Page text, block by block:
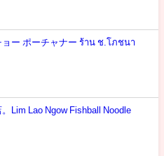
ョー ポーチャナー ร้าน ช.โภชนา
Lim Lao Ngow Fishball Noodle